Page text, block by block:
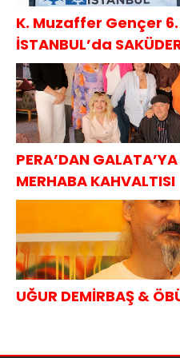
K. Muzaffer Gençer 6.
İSTANBUL’da
PERA’DAN GALATA’YA GURUBU BAHARA
MERHABA KAHVALTISI
UĞUR DEMİRBAŞ &